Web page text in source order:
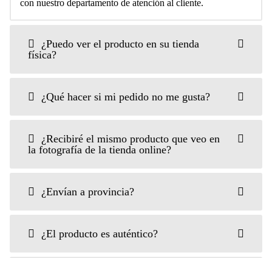
con nuestro departamento de atención al cliente.
¿Puedo ver el producto en su tienda
física?
¿Qué hacer si mi pedido no me gusta?
¿Recibiré el mismo producto que veo en
la fotografía de la tienda online?
¿Envían a provincia?
¿El producto es auténtico?